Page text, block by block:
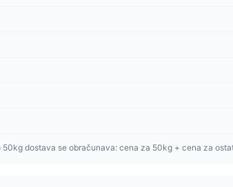
dostava se obračunava: cena za 50kg + cena za